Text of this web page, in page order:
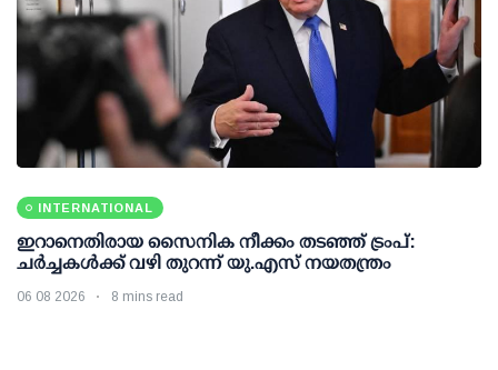
INTERNATIONAL
ഇറാനെതിരായ സൈനിക നീക്കം തടഞ്ഞ് ട്രംപ്:
ചര്‍ച്ചകള്‍ക്ക് വഴി തുറന്ന് യു.എസ് നയതന്ത്രം
06 08 2026 8 mins read